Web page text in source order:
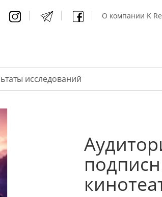
О компании K
исследований